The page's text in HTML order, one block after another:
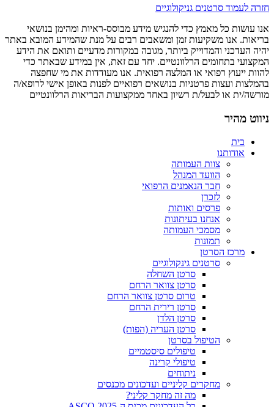
חזרה לעמוד סרטנים גניקולוגיים
אנו עושות כל מאמץ כדי להנגיש מידע מבוסס-ראיות ומהימן בנושאי
בריאות. אנו משקיעות זמן ומשאבים רבים על מנת שהמידע המובא באתר
יהיה העדכני והמדוייק ביותר, מגובה במקורות מדעיים ותואם את הידע
המקצועי בתחומים הרלוונטיים. יחד עם זאת, אין במידע שבאתר כדי
להוות ייעוץ רפואי או המלצה רפואית. אנו מעודדות את מי שחפצה
בהמלצות ועצות פרטניות בנושאים רפואיים לפנות באופן אישי לרופא/ה
מורשה/ית או לבעל/ת רשיון באחד ממקצועות הבריאות הרלוונטיים
ניווט מהיר
בית
אודותנו
צוות העמותה
הוועד המנהל
חבר הנאמנים הרפואי
לזכרן
פרסים ואותות
אנחנו בעיתונות
מסמכי העמותה
תמונות
מרכז הסרטן
סרטנים גינקולוגיים
סרטן השחלה
סרטן צוואר הרחם
טרום סרטן צוואר הרחם
סרטן רירית הרחם
סרטן הלדן
סרטן העריה (הפות)
הטיפול בסרטן
טיפולים סיסטמיים
טיפולי קרינה
ניתוחים
מחקרים קליניים ועדכונים מכנסים
מה זה מחקר קליני?